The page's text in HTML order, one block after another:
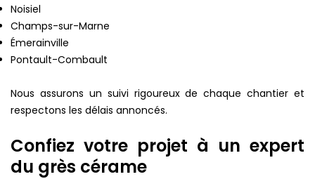
Noisiel
Champs-sur-Marne
Émerainville
Pontault-Combault
Nous assurons un suivi rigoureux de chaque chantier et
respectons les délais annoncés.
Confiez votre projet à un expert
du grès cérame